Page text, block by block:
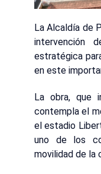
La Alcaldía de
intervención
estratégica
en este
La obra, que
contempla el
el estadio
uno de los
movilidad de la